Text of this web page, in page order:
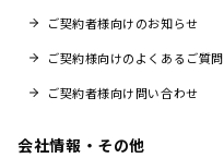
ご契約者様向けのお知らせ
ご契約様向けのよくあるご質問
ご契約者様向け問い合わせ
会社情報・その他